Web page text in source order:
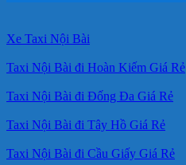
Xe Taxi Nội Bài
Taxi Nội Bài đi Hoàn Kiếm Giá Rẻ
Taxi Nội Bài đi Đống Đa Giá Rẻ
Taxi Nội Bài đi Tây Hồ Giá Rẻ
Taxi Nội Bài đi Cầu Giấy Giá Rẻ